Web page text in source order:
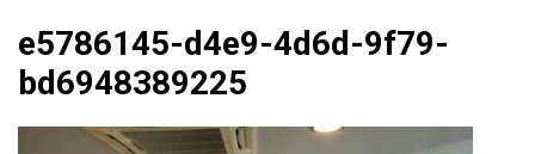
e5786145-d4e9-4d6d-9f79-
bd6948389225